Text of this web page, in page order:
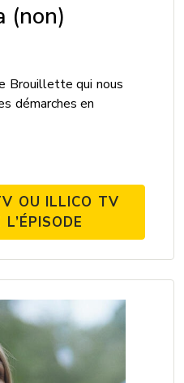
(non)
Brouillette qui nous
démarches en
OU ILLICO TV